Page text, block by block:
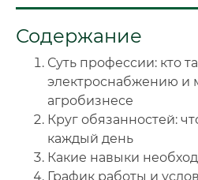
🔍Нажмите на документ для
Содержание
Суть профессии: кто
электроснабжению и
агробизнесе
Круг обязанностей:
каждый день
Какие навыки
График работы и